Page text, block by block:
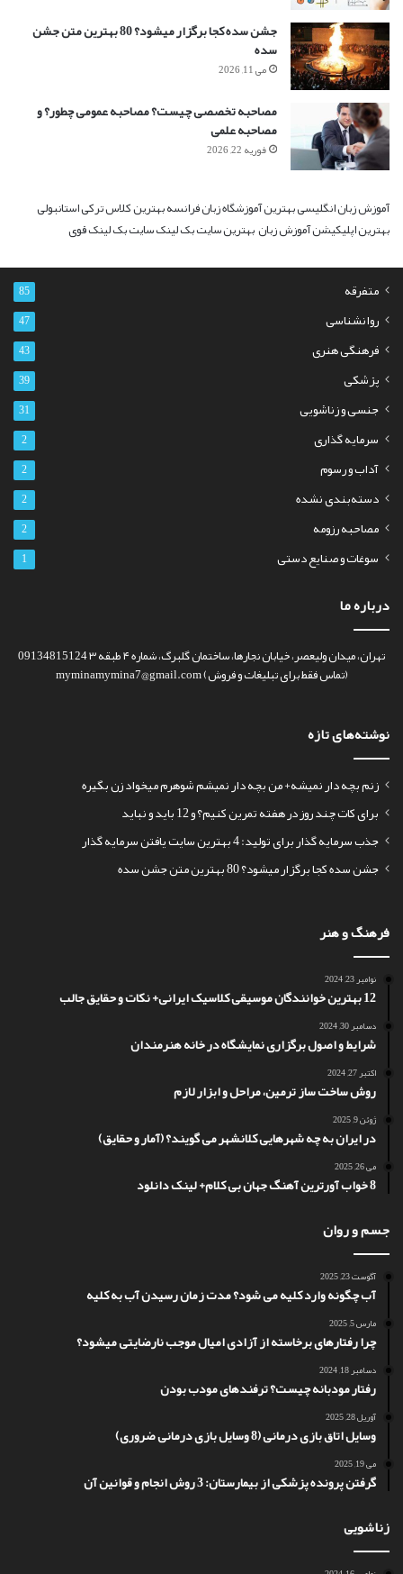
جشن سده کجا برگزار میشود؟ 80 بهترین متن جشن
سده
می 11, 2026
مصاحبه تخصصی چیست؟ مصاحبه عمومی چطور؟ و
مصاحبه علمی
فوریه 22, 2026
آموزش زبان انگلیسیبهترین آموزشگاه زبان فرانسهبهترین کلاس ترکی استانبولی
بهترین اپلیکیشن آموزش زبانبهترین سایت بک لینکسایت بک لینک قوی
متفرقه 85
روانشناسی 47
فرهنگی هنری 43
پزشکی 39
جنسی و زناشویی 31
سرمایه گذاری 2
آداب و رسوم 2
دسته‌بندی نشده 2
مصاحبه رزومه 2
سوغات و صنایع دستی 1
درباره ما
تهران، میدان ولیعصر، خیابان نجارها، ساختمان گلبرگ، شماره ۴ طبقه ۳ 09134815124
(تماس فقط برای تبلیغات و فروش) myminamymina7@gmail.com
نوشته‌های تازه
زنم بچه دار نمیشه+ من بچه دار نمیشم شوهرم میخواد زن بگیره
برای کات چند روز در هفته تمرین کنیم؟ و 12 باید و نباید
جذب سرمایه گذار برای تولید: 4 بهترین سایت یافتن سرمایه گذار
جشن سده کجا برگزار میشود؟ 80 بهترین متن جشن سده
فرهنگ و هنر
نوامبر 23, 2024
12 بهترین خوانندگان موسیقی کلاسیک ایرانی+ نکات و حقایق جالب
دسامبر 30, 2024
شرایط و اصول برگزاری نمایشگاه در خانه هنرمندان
اکتبر 27, 2024
روش ساخت ساز ترمین، مراحل و ابزار لازم
ژوئن 9, 2025
در ایران به چه شهرهایی کلانشهر می گویند؟ (آمار و حقایق)
می 26, 2025
8 خواب آورترین آهنگ جهان بی کلام+ لینک دانلود
جسم و روان
آگوست 23, 2025
آب چگونه وارد کلیه می شود؟ مدت زمان رسیدن آب به کلیه
مارس 5, 2025
چرا رفتارهای برخاسته از آزادی امیال موجب نارضایتی میشود؟
دسامبر 18, 2024
رفتار مودبانه چیست؟ ترفندهای مودب بودن
آوریل 28, 2025
وسایل اتاق بازی درمانی (8 وسایل بازی درمانی ضروری)
می 19, 2025
گرفتن پرونده پزشکی از بیمارستان: 3 روش انجام و قوانین آن
زناشویی